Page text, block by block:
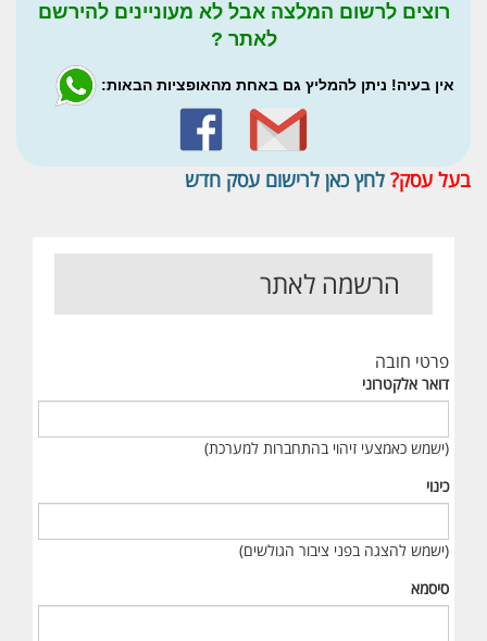
רוצים לרשום המלצה אבל לא מעוניינים להירשם
לאתר ?
אין בעיה! ניתן להמליץ גם באחת מהאופציות הבאות:
בעל עסק? לחץ כאן לרישום עסק חדש
הרשמה לאתר
פרטי חובה
דואר אלקטרוני
(ישמש כאמצעי זיהוי בהתחברות למערכת)
כינוי
(ישמש להצגה בפני ציבור הגולשים)
סיסמא